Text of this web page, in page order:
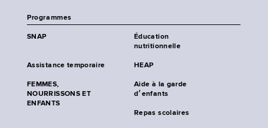
Programmes
SNAP
Éducation
nutritionnelle
Assistance temporaire HEAP
FEMMES,
NOURRISSONS ET
ENFANTS
Aide à la garde
d׳enfants
Repas scolaires